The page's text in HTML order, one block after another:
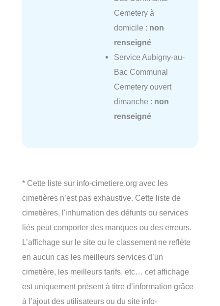
Cemetery à
domicile : non
renseigné
Service Aubigny-au-
Bac Communal
Cemetery ouvert
dimanche : non
renseigné
* Cette liste sur info-cimetiere.org avec les
cimetières n’est pas exhaustive. Cette liste de
cimetières, l'inhumation des défunts ou services
liés peut comporter des manques ou des erreurs.
L’affichage sur le site ou le classement ne reflète
en aucun cas les meilleurs services d’un
cimetière, les meilleurs tarifs, etc… cet affichage
est uniquement présent à titre d’information grâce
à l’ajout des utilisateurs ou du site info-